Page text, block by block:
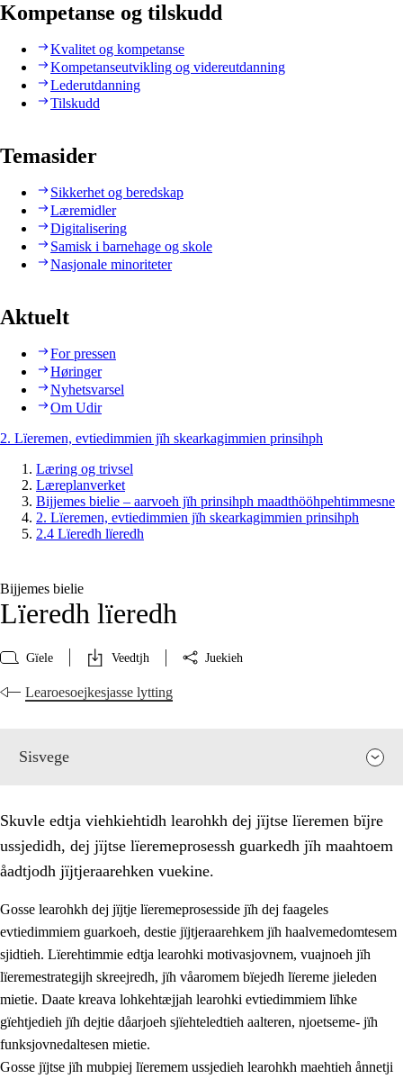
Kompetanse og tilskudd
Kvalitet og kompetanse
Kompetanseutvikling og videreutdanning
Lederutdanning
Tilskudd
Temasider
Sikkerhet og beredskap
Læremidler
Digitalisering
Samisk i barnehage og skole
Nasjonale minoriteter
Aktuelt
For pressen
Høringer
Nyhetsvarsel
Om Udir
2. Lïeremen, evtiedimmien jïh skearkagimmien prinsihph
Læring og trivsel
Læreplanverket
Bijjemes bielie – aarvoeh jïh prinsihph maadthööhpehtimmesne
2. Lïeremen, evtiedimmien jïh skearkagimmien prinsihph
2.4 Lïeredh lïeredh
Bijjemes bielie
Lïeredh lïeredh
Gïele Veedtjh Juekieh
Learoesoejkesjasse lytting
Sisvege
Skuvle edtja viehkiehtidh learohkh dej jïjtse lïeremen bïjre
ussjedidh, dej jïjtse lïeremeprosessh guarkedh jïh maahtoem
åadtjodh jïjtjeraarehken vuekine.
Gosse learohkh dej jïjtje lïeremeprosesside jïh dej faageles
evtiedimmiem guarkoeh, destie jïjtjeraarehkem jïh haalvemedomtesem
sjidtieh. Lïerehtimmie edtja learohki motivasjovnem, vuajnoeh jïh
lïeremestrategijh skreejredh, jïh våaromem bïejedh lïereme jieleden
mietie. Daate kreava lohkehtæjjah learohki evtiedimmiem lïhke
gïehtjedieh jïh dejtie dåarjoeh sjïehteledtieh aalteren, njoetseme- jïh
funksjovnedaltesen mietie.
Gosse jïjtse jïh mubpiej lïeremem ussjedieh learohkh maehtieh ånnetji